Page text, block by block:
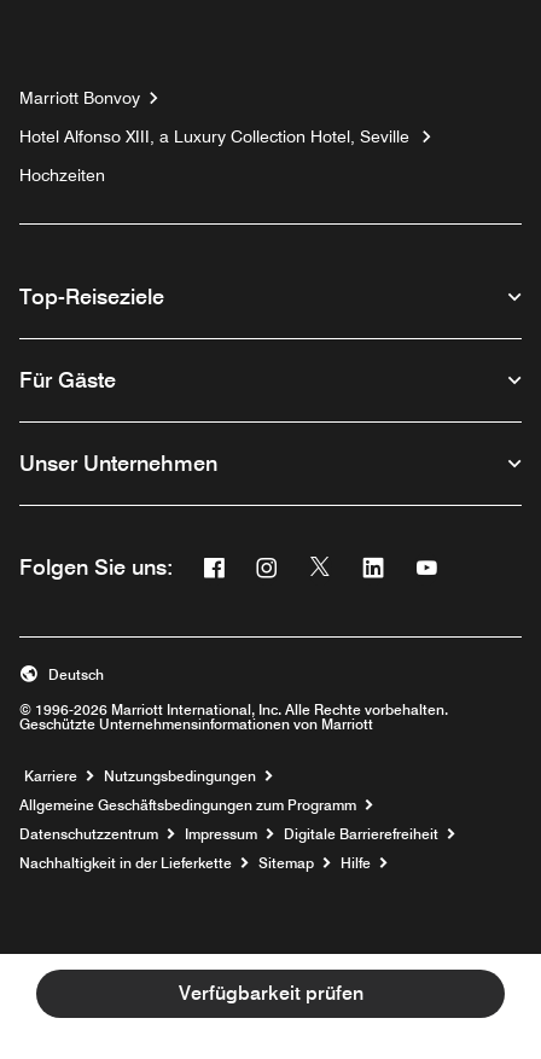
Verfügbarkeit prüfen
Marriott Bonvoy
Hotel Alfonso XIII, a Luxury Collection Hotel, Seville
Hochzeiten
Top-Reiseziele
Für Gäste
Unser Unternehmen
Folgen Sie uns: Facebook
Opens a new window
Instagram
Opens a new window
Twitter
Opens a new window
Linkedin
Opens a new
Opens a
© 1996-2026 Marriott International, Inc. Alle Rechte vorbehalten.
Geschützte Unternehmensinformationen von Marriott
Deutsch
Karriere Opens a new window
Nutzungsbedingungen
Allgemeine Geschäftsbedingungen zum Programm
Datenschutzzentrum
Impressum
Digitale Barrierefreiheit
Nachhaltigkeit in der Lieferkette
Sitemap Hilfe